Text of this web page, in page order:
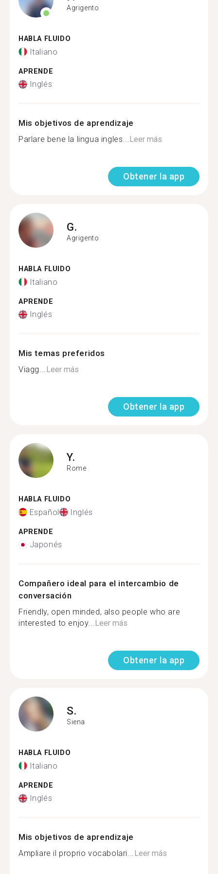
Agrigento
HABLA FLUIDO
Italiano
APRENDE
Inglés
Mis objetivos de aprendizaje
Parlare bene la lingua ingles...Leer más
Obtener la app
G.
Agrigento
HABLA FLUIDO
Italiano
APRENDE
Inglés
Mis temas preferidos
Viagg...Leer más
Obtener la app
Y.
Rome
HABLA FLUIDO
Español Inglés
APRENDE
Japonés
Compañero ideal para el intercambio de
conversación
Friendly, open minded, also people who are
interested to enjoy...Leer más
Obtener la app
S.
Siena
HABLA FLUIDO
Italiano
APRENDE
Inglés
Mis objetivos de aprendizaje
Ampliare il proprio vocabolari...Leer más